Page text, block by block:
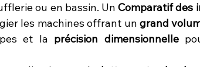
ou en bassin. Un Comparatif des
les machines offrant un grand
et la précision dimensionnelle